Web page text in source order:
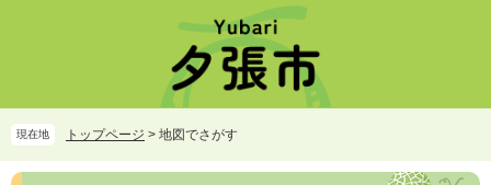
頭
で
す。
飛
ば
し
現在地 トップページ > 地図でさがす